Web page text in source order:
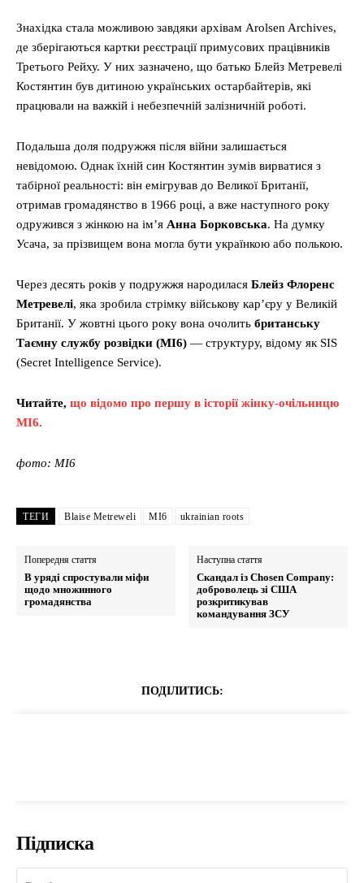
Знахідка стала можливою завдяки архівам Arolsen Archives,
де зберігаються картки реєстрації примусових працівників
Третього Рейху. У них зазначено, що батько Блейз Метревелі
Костянтин був дитиною українських остарбайтерів, які
працювали на важкій і небезпечній залізничній роботі.
Подальша доля подружжя після війни залишається
невідомою. Однак їхній син Костянтин зумів вирватися з
табірної реальності: він емігрував до Великої Британії,
отримав громадянство в 1966 році, а вже наступного року
одружився з жінкою на ім’я Анна Борковська. На думку
Усача, за прізвищем вона могла бути українкою або полькою.
Через десять років у подружжя народилася Блейз Флоренс
Метревелі, яка зробила стрімку військову кар’єру у Великій
Британії. У жовтні цього року вона очолить британську
Таємну службу розвідки (MI6) — структуру, відому як SIS
(Secret Intelligence Service).
Читайте, що відомо про першу в історії жінку-очільницю
МІ6.
фото: MI6
ТЕГИ Blaise Metreweli MI6 ukrainian roots
Попередня стаття
В уряді спростували міфи
щодо множинного
громадянства
Наступна стаття
Скандал із Chosen Company:
доброволець зі США
розкритикував
командування ЗСУ
ПОДІЛИТИСЬ:
Підписка